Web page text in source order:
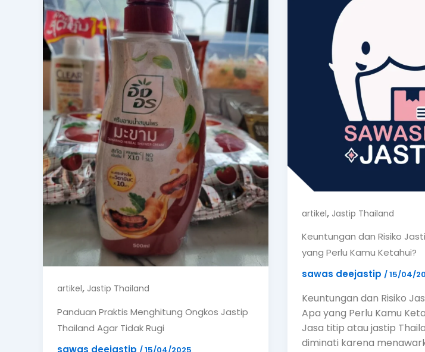
artikel, Jastip Thailand
Panduan Praktis Menghitung Ongkos Jastip
Thailand Agar Tidak Rugi
sawas deejastip /15/04/2025
artikel, Jastip Thailand
Keuntungan dan Risiko
yang Perlu Kamu Ketahui?
sawas deejastip /15/04/
Keuntungan dan Risiko
Apa yang Perlu Kamu
Jasa titip atau jastip
diminati karena